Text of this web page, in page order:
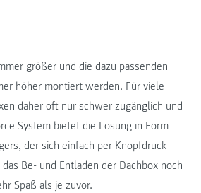
größer und die dazu passenden
höher montiert werden. Für viele
daher oft nur schwer zugänglich und
System bietet die Lösung in Form
der sich einfach per Knopfdruck
Be- und Entladen der Dachbox noch
Spaß als je zuvor.